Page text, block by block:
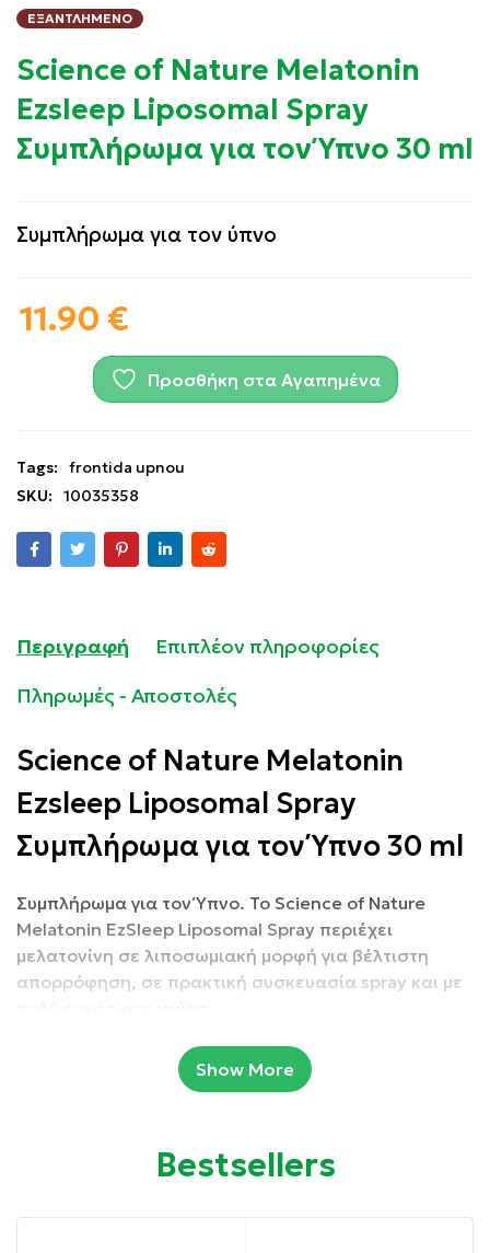
ΕΞΑΝΤΛΗΜΈΝΟ
Science of Nature Melatonin
Ezsleep Liposomal Spray
Συμπλήρωμα για τον Ύπνο 30 ml
Συμπλήρωμα για τον ύπνο
11.90 €
Προσθήκη στα Αγαπημένα
Tags:
frontida upnou
SKU:
10035358
Περιγραφή
Επιπλέον πληροφορίες
Πληρωμές - Αποστολές
Science of Nature Melatonin
Ezsleep Liposomal Spray
Συμπλήρωμα για τον Ύπνο 30 ml
Συμπλήρωμα για τον Ύπνο. Το Science of Nature
Melatonin EzSleep Liposomal Spray περιέχει
μελατονίνη σε λιποσωμιακή μορφή για βέλτιστη
απορρόφηση, σε πρακτική συσκευασία spray και με
Bοηθάει στη ρύθμιση του κύκλου ύπνου &
Show More
Bestsellers